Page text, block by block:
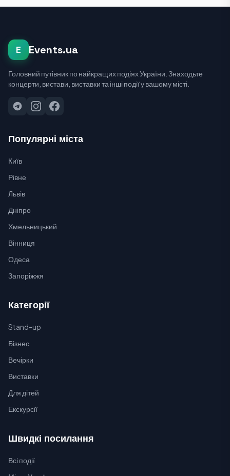
E Events.ua
Головний путівник по найкращих подіях України. Знаходьте
концерти, вистави, виставки та інші події у вашому місті.
Популярні міста
Київ
Рівне
Львів
Дніпро
Хмельницький
Вінниця
Одеса
Запоріжжя
Категорії
Stand-up
Бізнес
Вечірки
Виставки
Для дітей
Екскурсії
Швидкі посилання
Всі події